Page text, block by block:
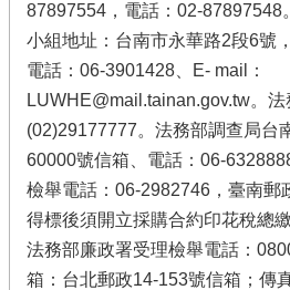
87897554，電話：02-87897548
小組地址：台南市永華路2段6號
電話：06-3901428、E- mail：
LUWHE@mail.tainan.gov.tw。法
(02)29177777。法務部調查局台
60000號信箱、電話：06-
檢舉電話：06-2982746，臺南郵
得標後須開立採購合約印花稅總
法務部廉政署受理檢舉電話：
箱：台北郵政14-153號信箱；傳